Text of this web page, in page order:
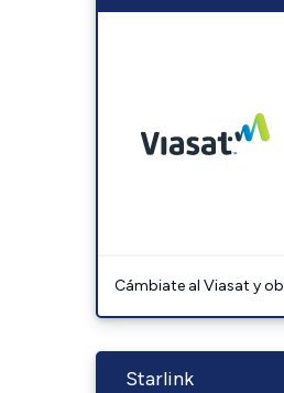
Cámbiate al Viasat y
Starlink